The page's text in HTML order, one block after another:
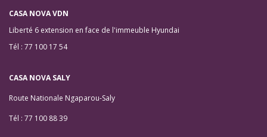
CASA NOVA VDN
Liberté 6 extension en face de l'immeuble Hyundai
Tél : 77 100 17 54
CASA NOVA SALY
Route Nationale Ngaparou-Saly
Tél : 77 100 88 39